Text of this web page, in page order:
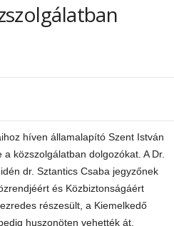
híven államalapító Szent István
közszolgálatban dolgozókat. A Dr.
dr. Sztantics Csaba jegyzőnek
és Közbiztonságáért
részesült, a Kiemelkedő
huszonöten vehették át.